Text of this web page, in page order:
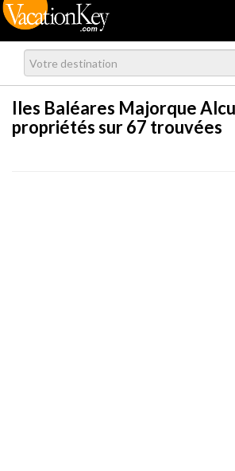
Iles Baléares Majorque
propriétés sur 67 trouvées